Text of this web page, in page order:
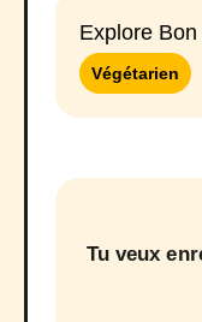
Explore
Végétarien
Tu veux